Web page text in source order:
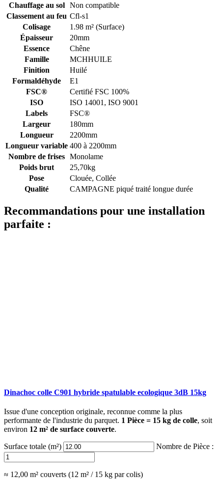
Chauffage au sol
Non compatible
Classement au feu Cfl-s1
Colisage
1.98 m² (Surface)
Épaisseur
20mm
Essence
Chêne
Famille
MCHHUILE
Finition
Huilé
Formaldéhyde
E1
FSC®
Certifié FSC 100%
ISO
ISO 14001, ISO 9001
Labels
FSC®
Largeur
180mm
Longueur
2200mm
Longueur variable 400 à 2200mm
Nombre de frises Monolame
Poids brut
25,70kg
Pose
Clouée, Collée
Qualité
CAMPAGNE piqué traité longue durée
Recommandations pour une installation
parfaite :
Dinachoc colle C901 hybride spatulable ecologique 3dB 15kg
Issue d'une conception originale, reconnue comme la plus
performante de l'industrie du parquet. 1 Pièce = 15 kg de colle, soit
environ 12 m² de surface couverte.
Surface totale (m²) Nombre de Pièce :
≈ 12,00 m² couverts (12 m² / 15 kg par colis)